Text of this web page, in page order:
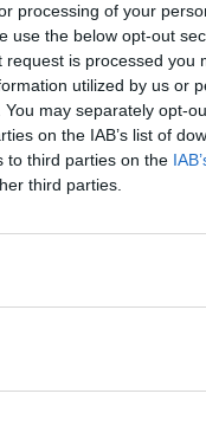
processing of your
use the below opt-out
is processed you
utilized by us or
may separately opt-
on the IAB’s list of
to third parties on the
third parties.